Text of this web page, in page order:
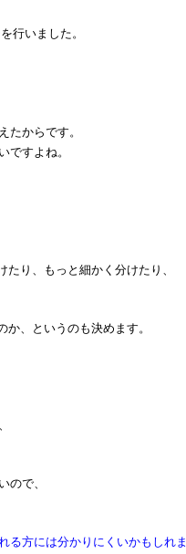
行いました。
たからです。
ですよね。
り、もっと細かく分けたり、
、というのも決めます。
ので、
る方には分かりにくいかもしれま